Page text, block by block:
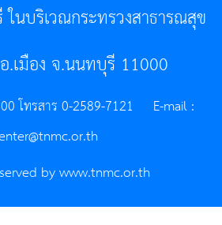
นบริเวณกระทรวงสาธารณสุข
เมือง จ.นนทบุรี 11000
โทรสาร 0-2589-7121 E-mail :
by www.tnmc.or.th